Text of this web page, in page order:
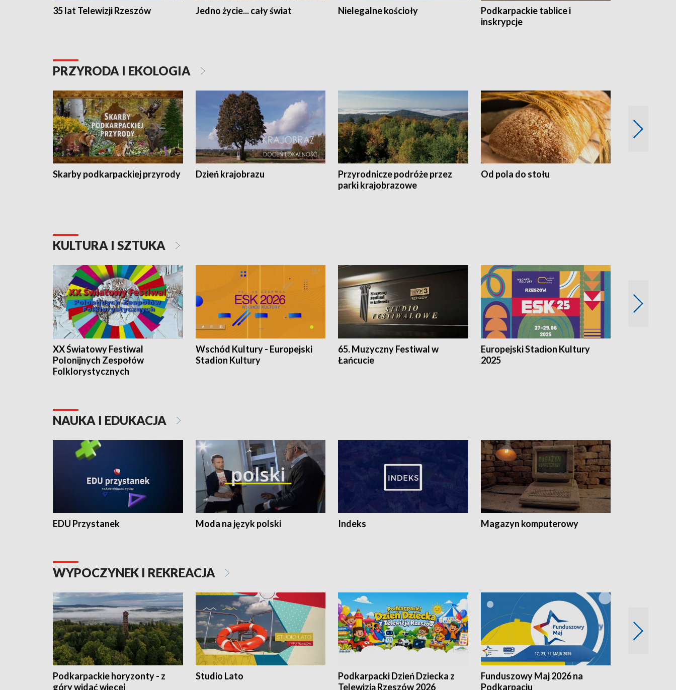
35 lat Telewizji Rzeszów Jedno życie... cały świat Nielegalne kościoły
Podkarpackie tablice i
inskrypcje
PRZYRODA I EKOLOGIA
Skarby podkarpackiej przyrody Dzień krajobrazu
Przyrodnicze podróże przez
parki krajobrazowe
Od pola do stołu
KULTURA I SZTUKA
XX Światowy Festiwal
Polonijnych Zespołów
Folklorystycznych
Wschód Kultury - Europejski
Stadion Kultury
65. Muzyczny Festiwal w
Łańcucie
Europejski Stadion Kultury
2025
NAUKA I EDUKACJA
EDU Przystanek Moda na język polski Indeks Magazyn komputerowy
WYPOCZYNEK I REKREACJA
Podkarpackie horyzonty - z
góry widać więcej
Studio Lato
Podkarpacki Dzień Dziecka z
Telewizją Rzeszów 2026
Funduszowy Maj 2026 na
Podkarpaciu